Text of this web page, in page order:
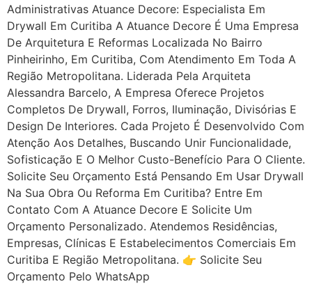
Administrativas Atuance Decore: Especialista Em
Drywall Em Curitiba A Atuance Decore É Uma Empresa
De Arquitetura E Reformas Localizada No Bairro
Pinheirinho, Em Curitiba, Com Atendimento Em Toda A
Região Metropolitana. Liderada Pela Arquiteta
Alessandra Barcelo, A Empresa Oferece Projetos
Completos De Drywall, Forros, Iluminação, Divisórias E
Design De Interiores. Cada Projeto É Desenvolvido Com
Atenção Aos Detalhes, Buscando Unir Funcionalidade,
Sofisticação E O Melhor Custo-Benefício Para O Cliente.
Solicite Seu Orçamento Está Pensando Em Usar Drywall
Na Sua Obra Ou Reforma Em Curitiba? Entre Em
Contato Com A Atuance Decore E Solicite Um
Orçamento Personalizado. Atendemos Residências,
Empresas, Clínicas E Estabelecimentos Comerciais Em
Curitiba E Região Metropolitana. 👉 Solicite Seu
Orçamento Pelo WhatsApp